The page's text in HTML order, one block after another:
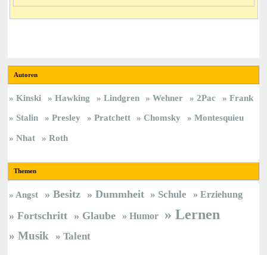
Autoren
Kinski Hawking Lindgren Wehner 2Pac
Frank
Stalin
Presley Pratchett Chomsky
Montesquieu
Nhat
Roth
Themen
Angst Besitz Dummheit Schule Erziehung
Fortschritt Glaube Humor Lernen
Musik Talent